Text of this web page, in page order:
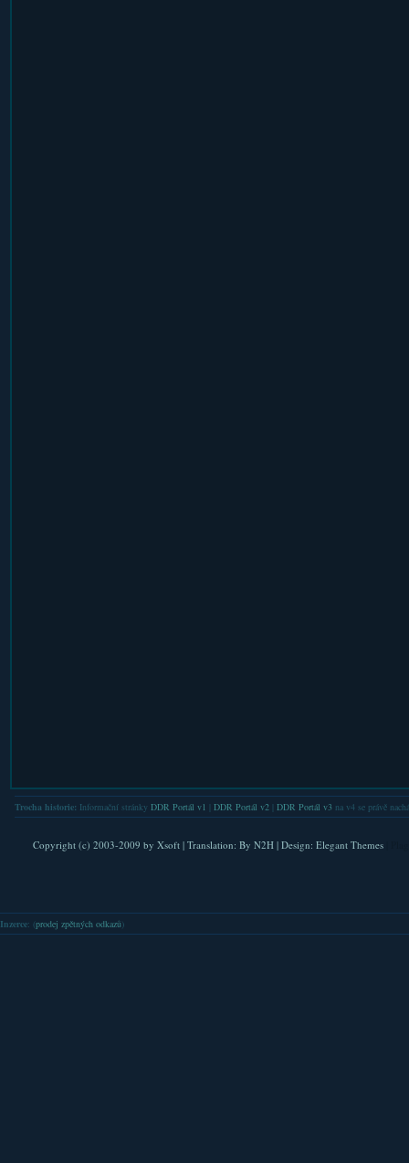
Trocha historie: Informační stránky DDR Portál v1 DDR Portál v2| DDR Portál v3na v4 se právě
Copyright (c) 2003-2009 by Xsoft| Translation: By N2H| Design: Elegant Themes
Inzerce: (prodej zpětných odkazů )